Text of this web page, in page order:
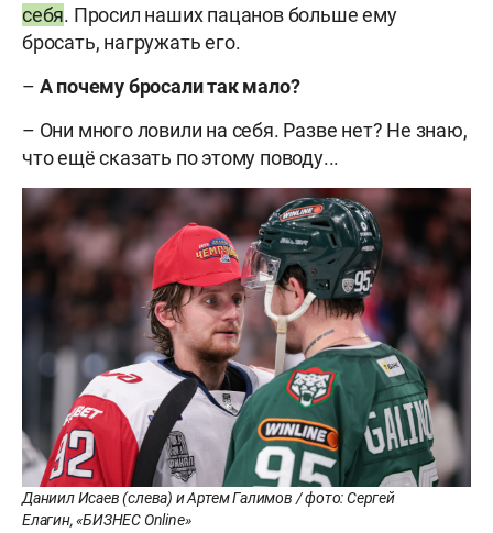
себя. Просил наших пацанов больше ему
бросать, нагружать его.
– А почему бросали так мало?
– Они много ловили на себя. Разве нет? Не знаю,
что ещё сказать по этому поводу...
Даниил Исаев (слева) и Артем Галимов / фото: Сергей
Елагин, «БИЗНЕС Online»